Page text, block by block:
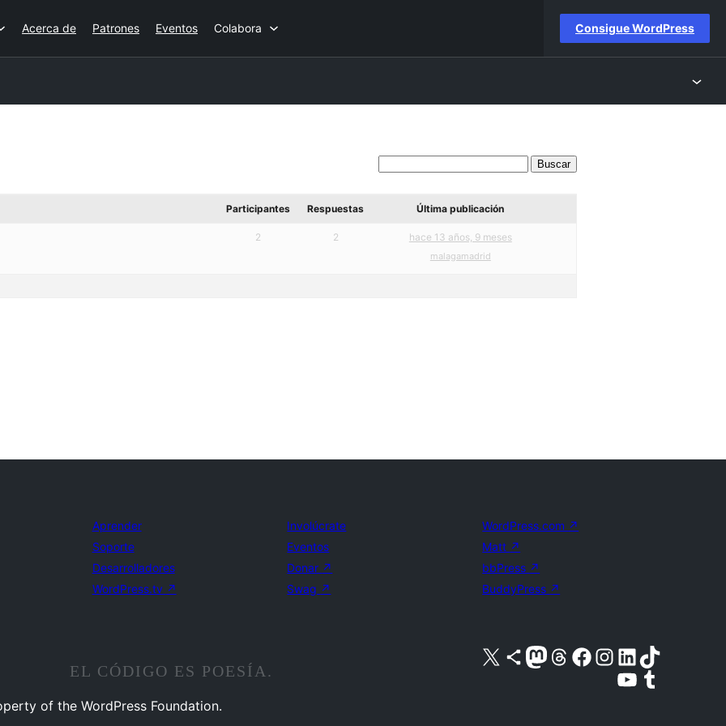
Acerca de Patrones Eventos Colabora Consigue WordPress
Participantes Respuestas Última publicación
2 2 hace 13 años, 9 meses
malagamadrid
Aprender
Soporte
Desarrolladores
WordPress.tv ↗
Involúcrate
Eventos
Donar ↗
Swag ↗
WordPress.com ↗
Matt ↗
bbPress ↗
BuddyPress ↗
Visita nuestra cuenta de X (anteriormente Twitter)
Visita nuestra cuenta de Bluesky
Visita nuestra cuenta de Mastodon
Visita nuestra cuenta de Threads
Visita nuestra página de Facebook
Visita nuestra cuenta de Instagram
Visita nuestra cuenta de LinkedIn
Visita nuestra cuenta de TikTok
Visita nuestro canal de YouTube
Visita nuestra cuenta de Tumblr
EL CÓDIGO ES POESÍA.
of the WordPress Foundation.